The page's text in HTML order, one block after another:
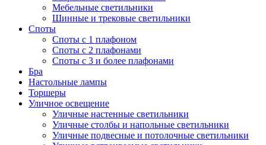
Мебельные светильники
Шинные и трековые светильники
Споты
Споты с 1 плафоном
Споты с 2 плафонами
Споты с 3 и более плафонами
Бра
Настольные лампы
Торшеры
Уличное освещение
Уличные настенные светильники
Уличные столбы и напольные светильники
Уличные подвесные и потолочные светильники